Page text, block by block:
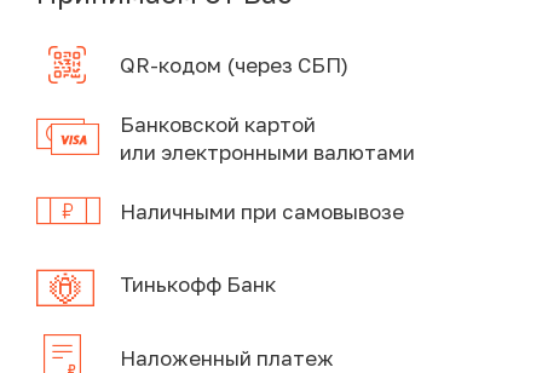
QR-кодом (через СБП)
Банковской картой
или электронными валютами
Наличными при самовывозе
Тинькофф Банк
Наложенный платеж